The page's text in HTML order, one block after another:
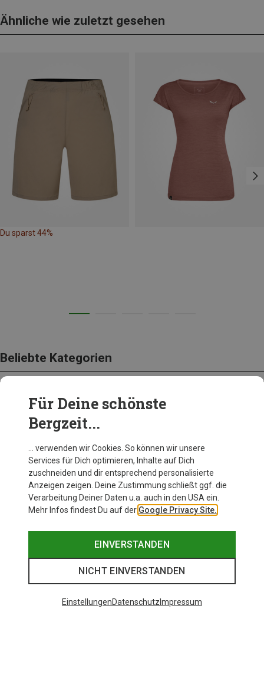
Ähnliche wie zuletzt gesehen
Du sparst 44%
Beliebte Kategorien
BEKLEIDUNG
Für Deine schönste
Bergzeit...
… verwenden wir Cookies. So können wir unsere
Services für Dich optimieren, Inhalte auf Dich
zuschneiden und dir entsprechend personalisierte
Anzeigen zeigen. Deine Zustimmung schließt ggf. die
Verarbeitung Deiner Daten u.a. auch in den USA ein.
Mehr Infos findest Du auf der Google Privacy Site.
EINVERSTANDEN
NICHT EINVERSTANDEN
EinstellungenDatenschutz Impressum